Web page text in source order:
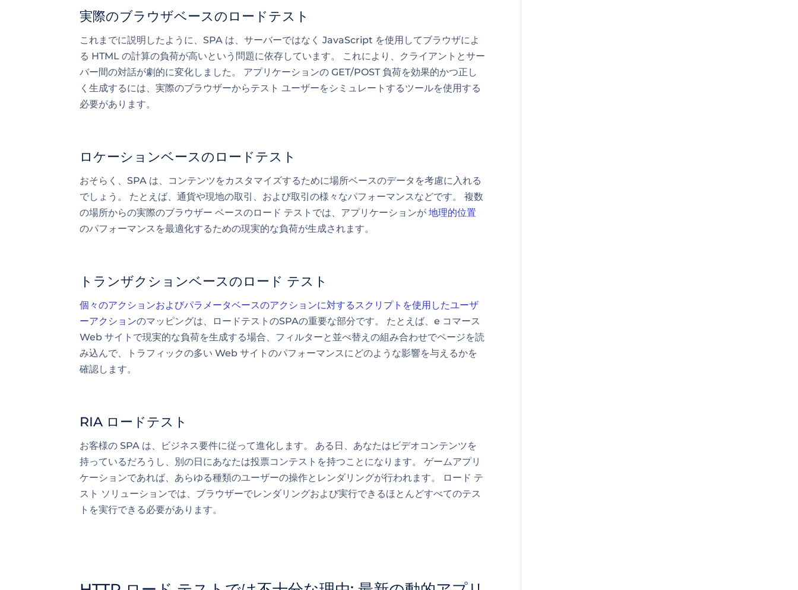
実際のブラウザベースのロードテスト
これまでに説明したように、SPA は、サーバーではなく JavaScript を使用してブラウザによ
る HTML の計算の負荷が高いという問題に依存しています。 これにより、クライアントとサー
バー間の対話が劇的に変化しました。 アプリケーションの GET/POST 負荷を効果的かつ正し
く生成するには、実際のブラウザーからテスト ユーザーをシミュレートするツールを使用する
必要があります。
ロケーションベースのロードテスト
おそらく、SPA は、コンテンツをカスタマイズするために場所ベースのデータを考慮に入れる
でしょう。 たとえば、通貨や現地の取引、および取引の様々なパフォーマンスなどです。 複数
の場所からの実際のブラウザー ベースのロード テストでは、アプリケーションが地理的位置
のパフォーマンスを最適化するための現実的な負荷が生成されます。
トランザクションベースのロード テスト
個々のアクションおよびパラメータベースのアクションに対するスクリプトを使用したユーザ
ーアクションのマッピングは、ロードテストのSPAの重要な部分です。 たとえば、e コマース
Web サイトで現実的な負荷を生成する場合、フィルターと並べ替えの組み合わせでページを読
み込んで、トラフィックの多い Web サイトのパフォーマンスにどのような影響を与えるかを
確認します。
RIA ロードテスト
お客様の SPA は、ビジネス要件に従って進化します。 ある日、あなたはビデオコンテンツを
持っているだろうし、別の日にあなたは投票コンテストを持つことになります。 ゲームアプリ
ケーションであれば、あらゆる種類のユーザーの操作とレンダリングが行われます。 ロード テ
スト ソリューションでは、ブラウザーでレンダリングおよび実行できるほとんどすべてのテス
トを実行できる必要があります。